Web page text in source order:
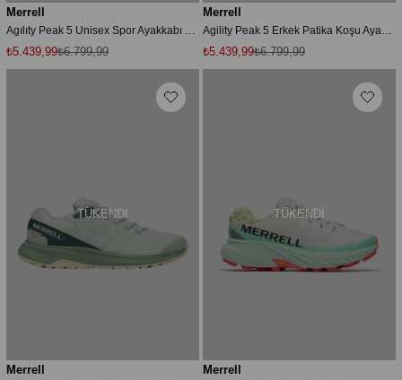
Merrell
Agılıty Peak 5 Unisex Spor Ayakkabı Gri-yeşil
₺5.439,99₺6.799,99
Merrell
Agility Peak 5 Erkek Patika Koşu Ayakkabısı-j068333
₺5.439,99₺6.799,99
TÜKENDI
Merrell
TÜKENDI
Merrell